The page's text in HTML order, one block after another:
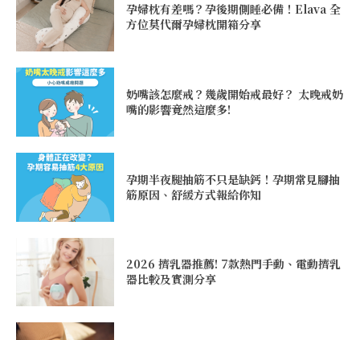
孕婦枕有差嗎？孕後期側睡必備！Elava 全
方位莫代爾孕婦枕開箱分享
奶嘴該怎麼戒？幾歲開始戒最好？ 太晚戒奶
嘴的影響竟然這麼多!
孕期半夜腿抽筋不只是缺鈣！孕期常見腳抽
筋原因、舒緩方式報給你知
2026 擠乳器推薦! 7款熱門手動、電動擠乳
器比較及實測分享